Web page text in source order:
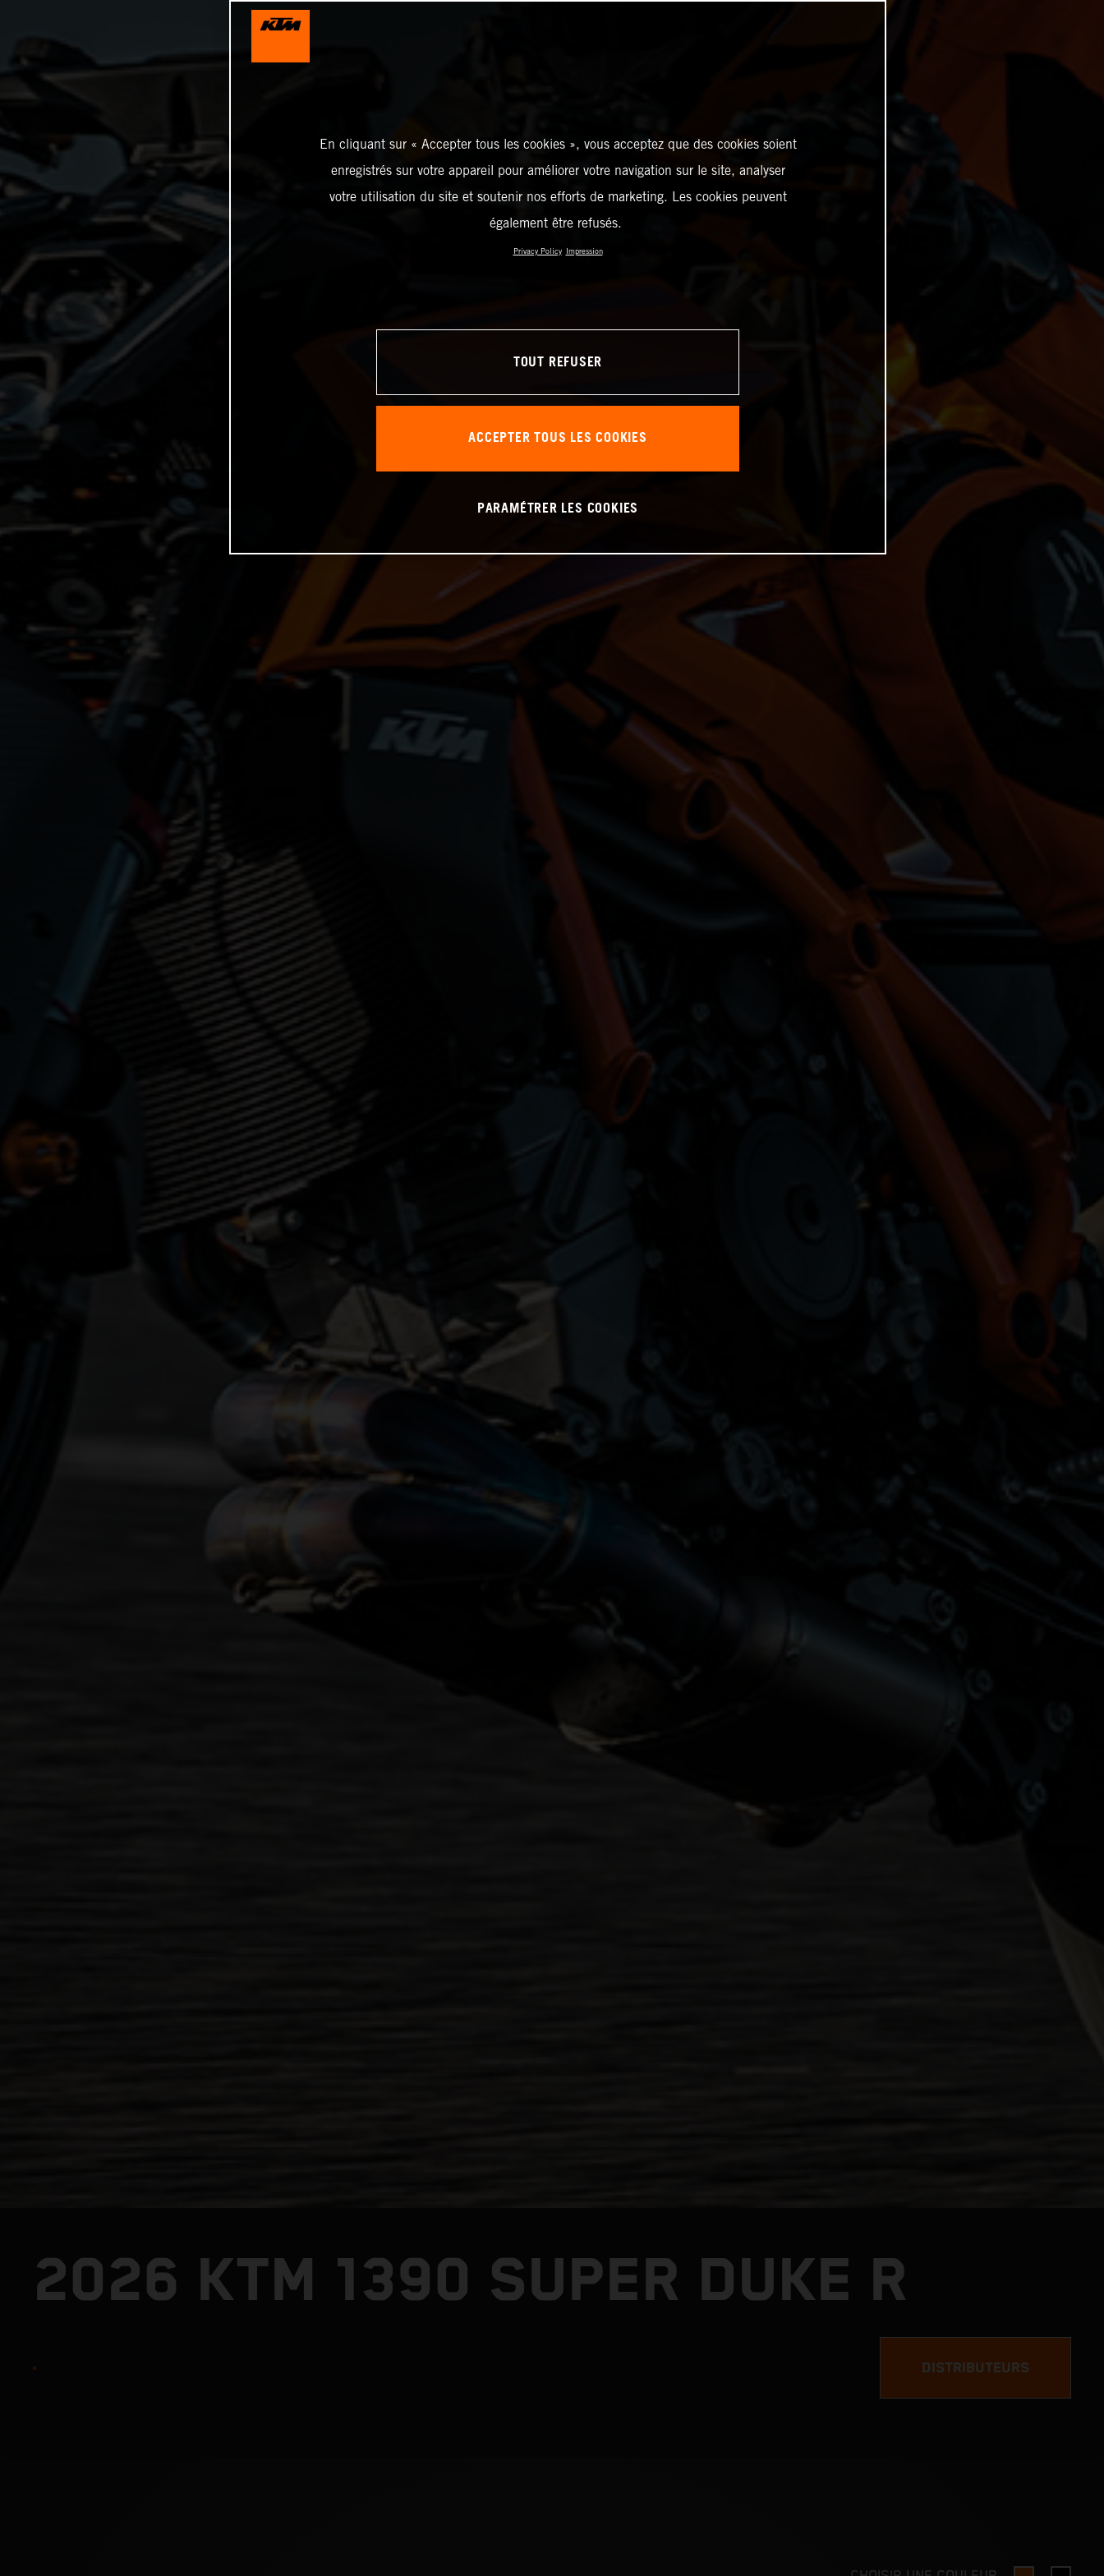
2026 KTM 1390 SUPER DUKE R
DISTRIBUTEURS
En cliquant sur « Accepter tous les cookies », vous acceptez que des cookies soient
enregistrés sur votre appareil pour améliorer votre navigation sur le site, analyser
votre utilisation du site et soutenir nos efforts de marketing. Les cookies peuvent
également être refusés.
Privacy Policy Impression
TOUT REFUSER
ACCEPTER TOUS LES COOKIES
PARAMÉTRER LES COOKIES